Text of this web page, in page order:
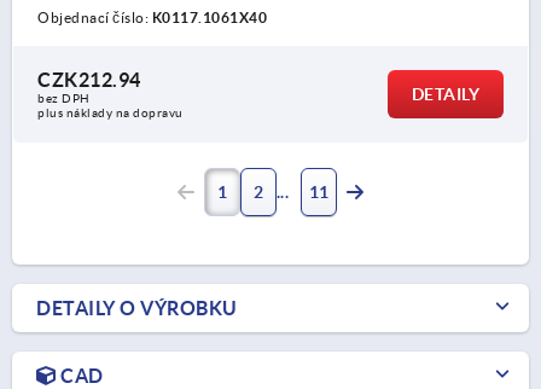
Objednací číslo: K0117.1061X40
CZK212.94
bez DPH
plus náklady na dopravu
DETAILY
1 2 11
DETAILY O VÝROBKU
CAD